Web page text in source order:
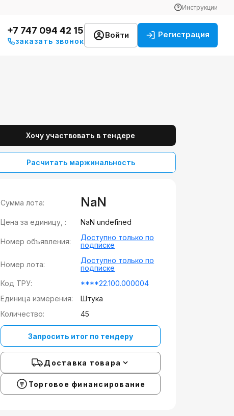
Инструкции
+7 747 094 42 15
заказать звонок
Войти Регистрация
Хочу участвовать в тендере
Расчитать маржинальность
Сумма лота: NaN
Цена за единицу, : NaN undefined
Номер объявления:
Доступно только по
подписке
Номер лота:
Доступно только по
подписке
Код ТРУ:
****22.100.000004
Единица измерения:
Штука
Количество:
45
Запросить итог по тендеру
Доставка товара
Торговое финансирование